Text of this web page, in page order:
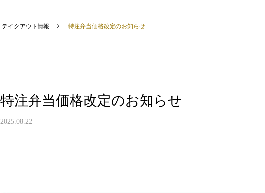
テイクアウト情報 特注弁当価格改定のお知らせ
特注弁当価格改定のお知らせ
2025.08.22